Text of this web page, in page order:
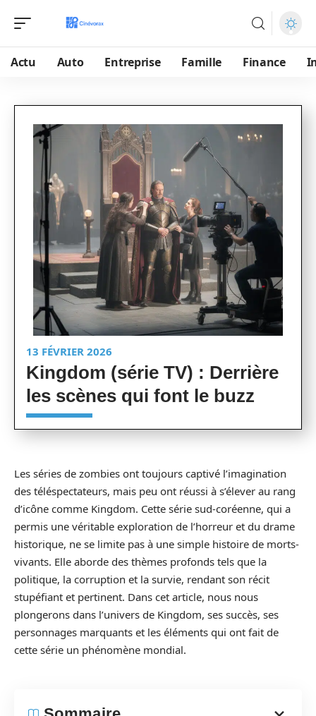
Actu Auto Entreprise Famille Finance
13 FÉVRIER 2026
Kingdom (série TV) : Derrière
les scènes qui font le buzz
Les séries de zombies ont toujours captivé l’imagination
des téléspectateurs, mais peu ont réussi à s’élever au rang
d’icône comme Kingdom. Cette série sud-coréenne, qui a
permis une véritable exploration de l’horreur et du drame
historique, ne se limite pas à une simple histoire de morts-
vivants. Elle aborde des thèmes profonds tels que la
politique, la corruption et la survie, rendant son récit
stupéfiant et pertinent. Dans cet article, nous nous
plongerons dans l’univers de Kingdom, ses succès, ses
personnages marquants et les éléments qui ont fait de
cette série un phénomène mondial.